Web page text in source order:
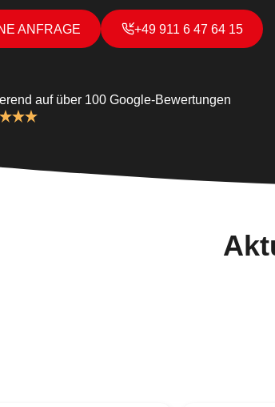
ANFRAGE +49 911 6 47 64 15
auf über 100 Google-Bewertungen